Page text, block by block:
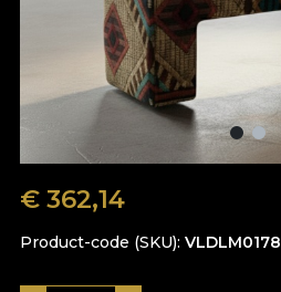
€ 362,14
Product-code (SKU) VLDLM0178